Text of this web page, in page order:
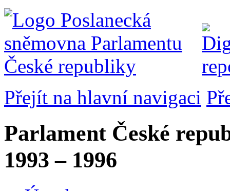
Přejít na hlavní navigaci
Parlament České
1993 – 1996